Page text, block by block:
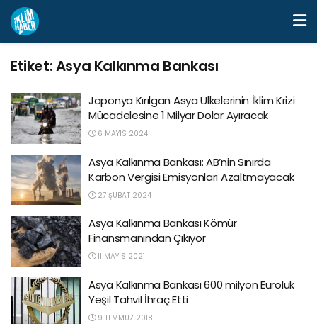
Etiket:Asya Kalkınma Bankası
Japonya Kırılgan Asya Ülkelerinin İklim Krizi
Mücadelesine 1 Milyar Dolar Ayıracak
6 MAYIS 2024
Asya Kalkınma Bankası: AB’nin Sınırda
Karbon Vergisi Emisyonları Azaltmayacak
27 ŞUBAT 2024
Asya Kalkınma Bankası Kömür
Finansmanından Çıkıyor
11 MAYIS 2021
Asya Kalkınma Bankası 600 milyon Euroluk
Yeşil Tahvil İhraç Etti
9 TEMMUZ 2018